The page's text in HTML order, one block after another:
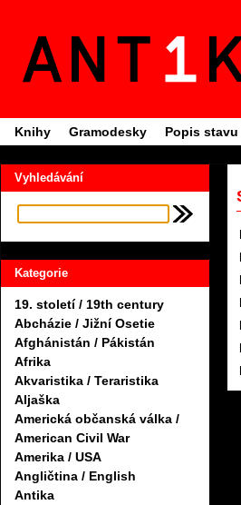
Knihy Gramodesky Popis stavu
Vyhledávání
Kategorie
19. století / 19th century
Abcházie / Jižní Osetie
Afghánistán / Pákistán
Afrika
Akvaristika / Teraristika
Aljaška
Americká občanská válka /
American Civil War
Amerika / USA
Angličtina / English
Antika